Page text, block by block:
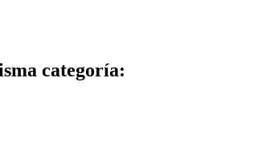
categoría: